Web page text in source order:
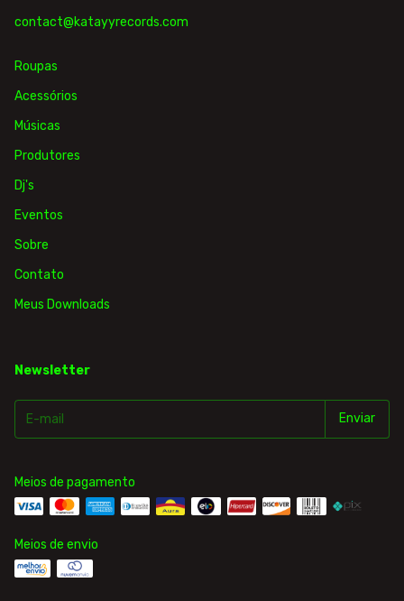
contact@katayyrecords.com
Roupas
Acessórios
Músicas
Produtores
Dj's
Eventos
Sobre
Contato
Meus Downloads
Newsletter
Meios de pagamento
Meios de envio